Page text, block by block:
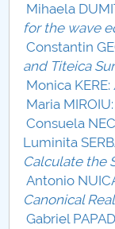
Proiect SU-ETIC
Protecția
IOSUD/CSUD-
Comisie de
Evenimente
Mihaela
for the wave
Constantin
and Titeica
Monica KERE:
Maria MIROIU:
Consuela
Luminita
Calculate the
Antonio
Canonical
Gabriel